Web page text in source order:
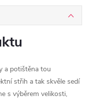
a potištěna tou
střih a tak skvěle sedí
s výběrem velikosti,